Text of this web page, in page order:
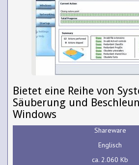
Bietet eine Reihe von
Säuberung und
Windows
Shareware
Englisch
ca. 2.060 Kb